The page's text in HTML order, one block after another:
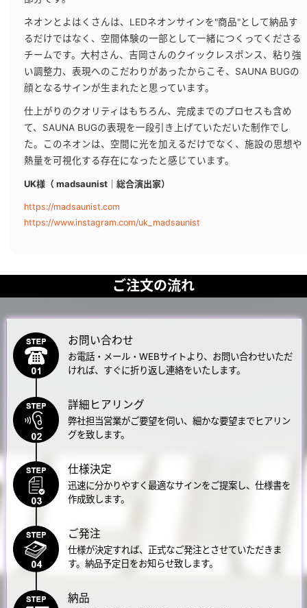
ネオンとよはくさんは、LEDネオンサインを"商品"として納品す
るだけではなく、空間体験の一部として一緒につくってくださる
チームです。大村さん、吉岡さんのクイックレスポンス、粘り強
い調整力、表現へのこだわりがあったからこそ、SAUNA BUGの
顔となるサインが生まれたと思っています。
仕上がりのクオリティはもちろん、完成までのプロセスも含め
て、SAUNA BUGの表現を一段引き上げていただいた制作でし
た。このネオンは、空間に光を加えるだけでなく、施設の思想や
熱量を可視化する存在になったと感じています。
UK様（ madsaunist｜総合演出家）
https://madsaunist.com
https://www.instagram.com/uk_madsaunist
ご注文の流れ
お問い合わせ
お電話・メール・WEBサイトより、お問い合わせいただ
ければ、 すぐに折り返し連絡をいたします。
詳細ヒアリング
弊社担当営業がご要望を伺い、細かな要望までヒアリン
グを致します。
仕様決定
迅速に分かりやすく最適なサインをご提案し、仕様書を
作成致します。
ご発注
仕様が決定すれば、正式なご発注とさせていただきま
す。納品予定日をお知らせ致します。
納品